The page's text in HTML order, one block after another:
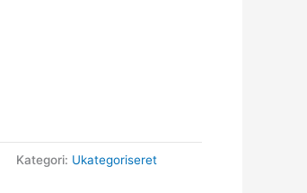
Kategori: Ukategoriseret